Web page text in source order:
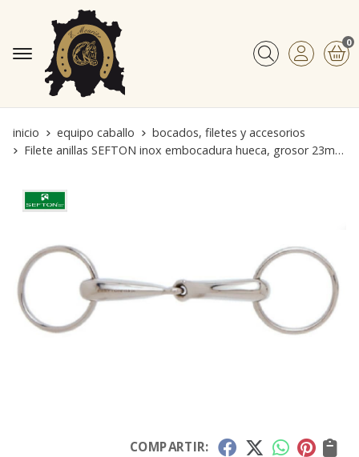
Buscar
0
inicio equipo caballo
bocados, filetes y accesorios
Filete anillas SEFTON inox embocadura hueca, grosor 23mm, medida 12,5 cm
COMPARTIR: